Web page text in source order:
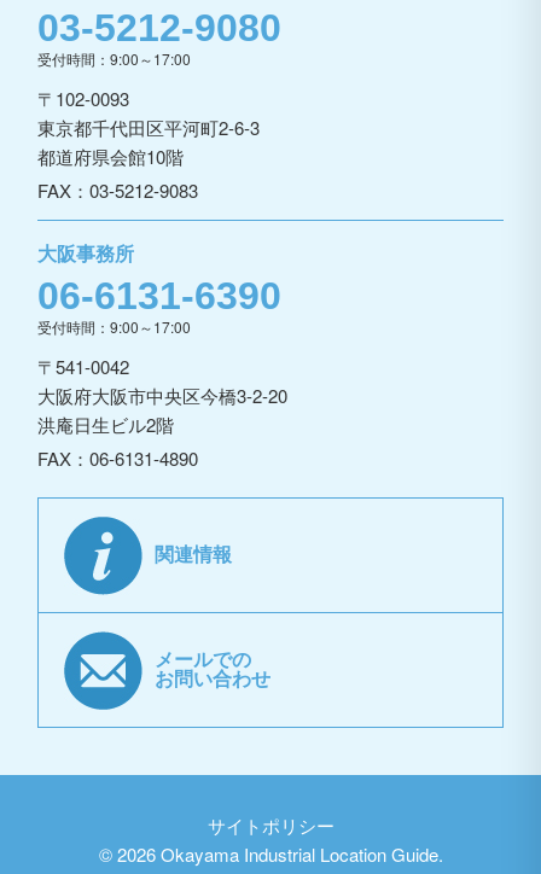
03-5212-9080
受付時間：9:00～17:00
〒102-0093
東京都千代田区平河町2-6-3
都道府県会館10階
FAX：03-5212-9083
大阪事務所
06-6131-6390
受付時間：9:00～17:00
〒541-0042
大阪府大阪市中央区今橋3-2-20
洪庵日生ビル2階
FAX：06-6131-4890
関連情報
メールでの
お問い合わせ
サイトポリシー
©2026 Okayama Industrial Location Guide.